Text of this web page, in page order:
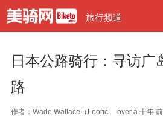
旅行频道
日本公路骑行：寻访广
路
作者：Wade Wallace（Leoric over a 十年 前